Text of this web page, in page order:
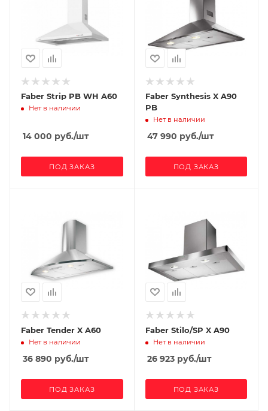
Faber Strip PB WH A60
Нет в наличии
14 000 руб./шт
ПОД ЗАКАЗ
Faber Synthesis X A90
PB
Нет в наличии
47 990 руб./шт
ПОД ЗАКАЗ
Faber Tender X A60
Нет в наличии
36 890 руб./шт
ПОД ЗАКАЗ
Faber Stilo/SP X A90
Нет в наличии
26 923руб./шт
ПОД ЗАКАЗ